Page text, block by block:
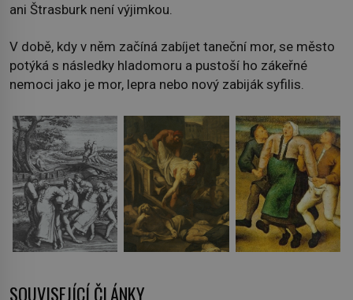
ani Štrasburk není výjimkou.
V době, kdy v něm začíná zabíjet taneční mor, se město
potýká s následky hladomoru a pustoší ho zákeřné
nemoci jako je mor, lepra nebo nový zabiják syfilis.
SOUVISEJÍCÍ ČLÁNKY